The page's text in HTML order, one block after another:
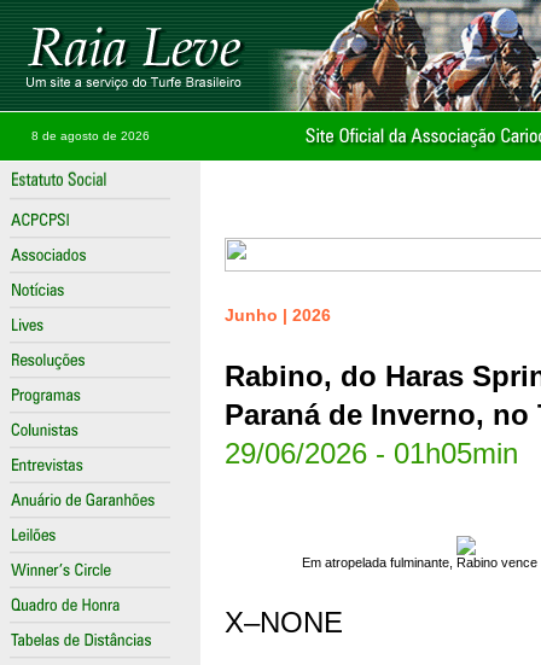
8 de agosto de 2026
Junho | 2026
Rabino, do Haras
Paraná de Inverno, no
29/06/2026 - 01h05min
Em atropelada fulminante, Rabino
X–NONE